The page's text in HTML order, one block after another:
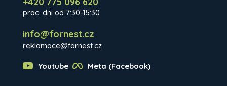
prac. dni od 7:30-15:30
info@fornest.cz
reklamace@fornest.cz
Youtube Meta (Facebook)